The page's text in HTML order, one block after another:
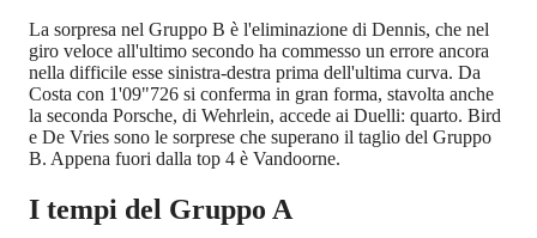
La sorpresa nel Gruppo B è l'eliminazione di Dennis, che nel
giro veloce all'ultimo secondo ha commesso un errore ancora
nella difficile esse sinistra-destra prima dell'ultima curva. Da
Costa con 1'09"726 si conferma in gran forma, stavolta anche
la seconda Porsche, di Wehrlein, accede ai Duelli: quarto. Bird
e De Vries sono le sorprese che superano il taglio del Gruppo
B. Appena fuori dalla top 4 è Vandoorne.
I tempi del Gruppo A